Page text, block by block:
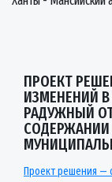
ПРОЕКТ
ИЗМЕНЕНИЙ
РАДУЖНЫЙ
Проект решения —